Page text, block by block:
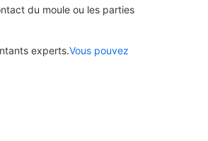
du moule ou les parties
experts.Vous pouvez